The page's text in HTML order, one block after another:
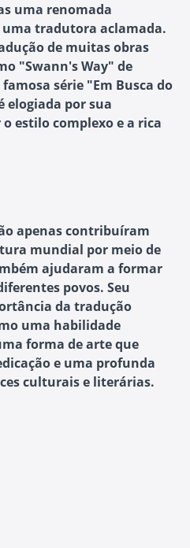
uma renomada
tradutora aclamada.
de muitas obras
"Swann's Way" de
série "Em Busca do
elogiada por sua
estilo complexo e a rica
apenas contribuíram
mundial por meio de
ajudaram a formar
povos. Seu
da tradução
uma habilidade
forma de arte que
e uma profunda
culturais e literárias.